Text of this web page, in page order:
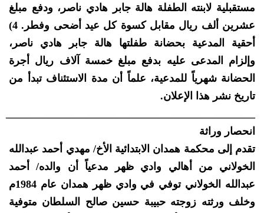
مستقبلية لابنته الطفلة هالة جابر هادي ناصر، ودفع مبلغ
عشرين ألف ريال مقابل كسوة كل عيد أضحى وفطر. 4)
أحقية المدعية بحضانة طفلتها هالة جابر هادي ناصر،
وإلزام المدعى عليه بدفع مبلغ خمسة آلاف ريال أجرة
الحضانة شهرياً للمدعية، علماً أن مدة الاستئناف تبدأ من
تاريخ نشر هذا الإعلان.
انحصار وراثة
تقدم إلى محكمة همدان الابتدائية الأخ/ مهدي أحمد عبدالله
الخولاني من أهالي وادي ظهر مدعياً أن والده/ أحمد
عبدالله الخولاني توفي في وادي ظهر همدان عام 1984م
وخلف ورثته زوجته حبيبة حسين صالح السلطان متوفية